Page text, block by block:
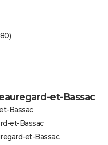
et-Bassac
Bassac
et-Bassac
et-Bassac